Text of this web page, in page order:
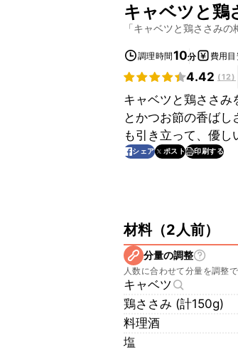
キャベツと鶏
「キャベツと鶏ささみの
調理時間10分 費用
4.42 (12)
キャベツと鶏ささみ
とかつお節の香ば
も引き立って、優し
シェア ポスト 印刷する
材料（2人前）
分量の調整
人数に合わせて分量を調整
キャベツ
鶏ささみ (計150g)
料理酒
塩